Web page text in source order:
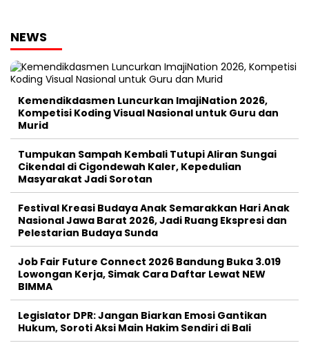
NEWS
Kemendikdasmen Luncurkan ImajiNation 2026,
Kompetisi Koding Visual Nasional untuk Guru dan
Murid
Tumpukan Sampah Kembali Tutupi Aliran Sungai
Cikendal di Cigondewah Kaler, Kepedulian
Masyarakat Jadi Sorotan
Festival Kreasi Budaya Anak Semarakkan Hari Anak
Nasional Jawa Barat 2026, Jadi Ruang Ekspresi dan
Pelestarian Budaya Sunda
Job Fair Future Connect 2026 Bandung Buka 3.019
Lowongan Kerja, Simak Cara Daftar Lewat NEW
BIMMA
Legislator DPR: Jangan Biarkan Emosi Gantikan
Hukum, Soroti Aksi Main Hakim Sendiri di Bali